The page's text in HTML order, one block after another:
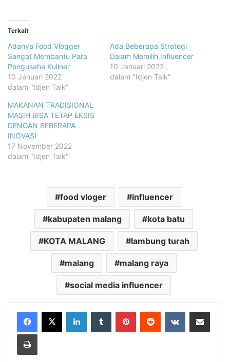
Terkait
Adanya Food Vlogger
Sangat Membantu Para
Pengusaha Kuliner
10 Januari 2022
dalam "Idjen Talk"
Ada Beberapa Strategi
Dalam Memilih Influencer
10 Januari 2022
dalam "Idjen Talk"
MAKANAN TRADISIONAL
MASIH BISA TETAP EKSIS
DENGAN BEBERAPA
INOVASI
17 November 2022
dalam "Idjen Talk"
food vloger influencer
kabupaten malang kota batu
KOTA MALANG lambung turah
malang malang raya
social media influencer
LinkedInTumblr PinterestReddit VKontakteShare via Email
Print